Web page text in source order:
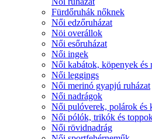
Fürdőruhák nőknek
Női edzőruházat
Nöi overállok
Női esőruházat
Női ingek
Női kabátok, köpenyek és
Női leggings
Női merinó gyapjú ruházat
Női nadrágok
Női pulóverek, polárok és
Női pólók, trikók és
Női rövidnadrág